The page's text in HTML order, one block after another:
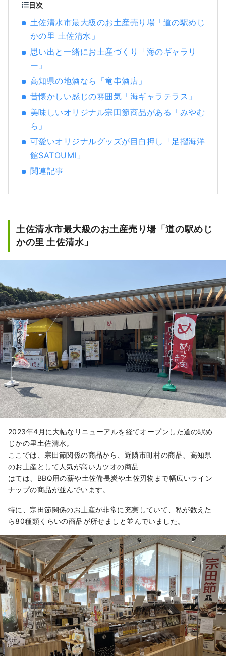
目次
土佐清水市最大級のお土産売り場「道の駅めじ
かの里 土佐清水」
思い出と一緒にお土産づくり「海のギャラリ
ー」
高知県の地酒なら「竜串酒店」
昔懐かしい感じの雰囲気「海ギャラテラス」
美味しいオリジナル宗田節商品がある「みやむ
ら」
可愛いオリジナルグッズが目白押し「足摺海洋
館SATOUMI」
関連記事
土佐清水市最大級のお土産売り場「道の駅めじ
かの里 土佐清水」
2023年4月に大幅なリニューアルを経てオープンした道の駅め
じかの里土佐清水。
ここでは、宗田節関係の商品から、近隣市町村の商品、高知県
のお土産として人気が高いカツオの商品
はては、BBQ用の薪や土佐備長炭や土佐刃物まで幅広いライン
ナップの商品が並んでいます。
特に、宗田節関係のお土産が非常に充実していて、私が数えた
ら80種類くらいの商品が所せましと並んでいました。